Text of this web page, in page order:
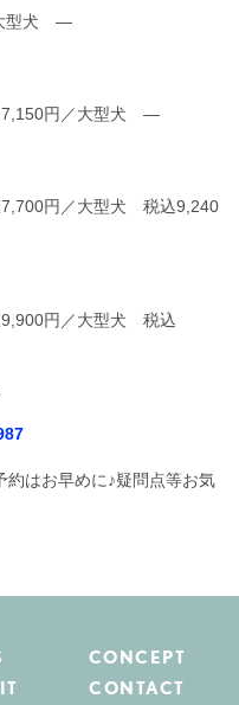
型犬 ―
円／大型犬 ―
円／大型犬 税込9,240
円／大型犬 税込
はお早めに♪疑問点等お気
CONCEPT
CONTACT